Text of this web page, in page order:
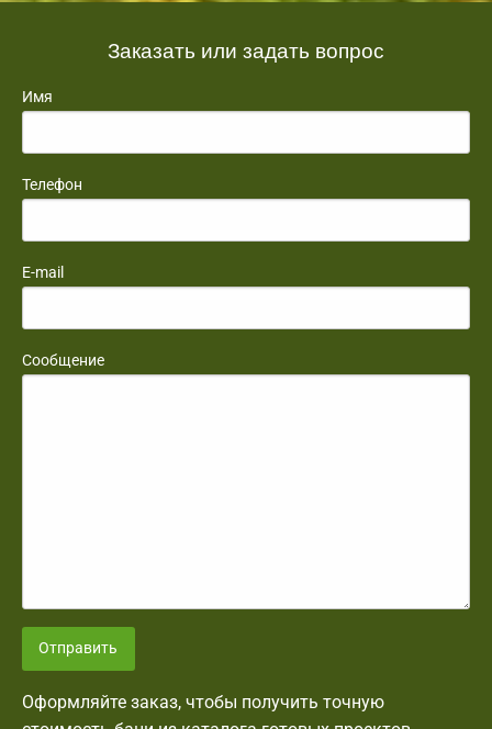
Заказать или задать вопрос
Имя
Телефон
E-mail
Сообщение
Отправить
Оформляйте заказ, чтобы получить точную